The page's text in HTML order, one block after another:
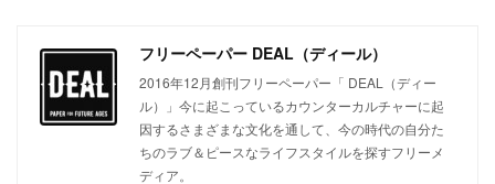
フリーペーパー DEAL（ディール）
2016年12月創刊フリーペーパー「 DEAL（ディー
ル）」今に起こっているカウンターカルチャーに起
因するさまざまな文化を通して、今の時代の自分た
ちのラブ＆ピースなライフスタイルを探すフリーメ
ディア。